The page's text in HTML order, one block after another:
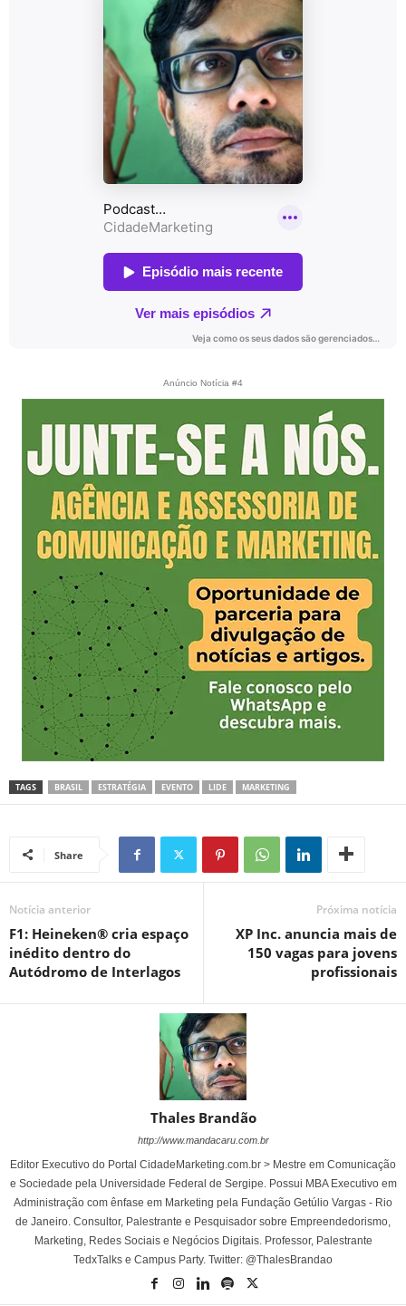
Anúncio Notícia #4
TAGS BRASIL ESTRATÉGIA EVENTO LIDE MARKETING
Share
Notícia anterior
F1: Heineken® cria espaço
inédito dentro do
Autódromo de Interlagos
Próxima notícia
XP Inc. anuncia mais de
150 vagas para jovens
profissionais
Thales Brandão
http://www.mandacaru.com.br
Editor Executivo do Portal CidadeMarketing.com.br > Mestre em Comunicação
e Sociedade pela Universidade Federal de Sergipe. Possui MBA Executivo em
Administração com ênfase em Marketing pela Fundação Getúlio Vargas - Rio
de Janeiro. Consultor, Palestrante e Pesquisador sobre Empreendedorismo,
Marketing, Redes Sociais e Negócios Digitais. Professor, Palestrante
TedxTalks e Campus Party. Twitter: @ThalesBrandao